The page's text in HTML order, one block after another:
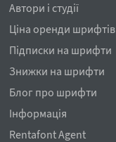
Автори і студії
Ціна оренди шрифтів
Підписки на шрифти
Знижки на шрифти
Блог про шрифти
Інформація
Rentafont Agent